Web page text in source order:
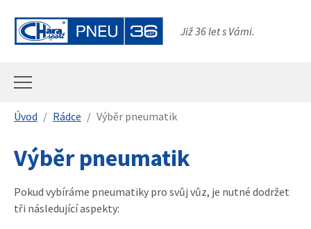
Již 36 let s Vámi.
Jsi tady:
Úvod Rádce Výběr pneumatik
Výběr pneumatik
Pokud vybíráme pneumatiky pro svůj vůz, je nutné dodržet
tři následující aspekty: